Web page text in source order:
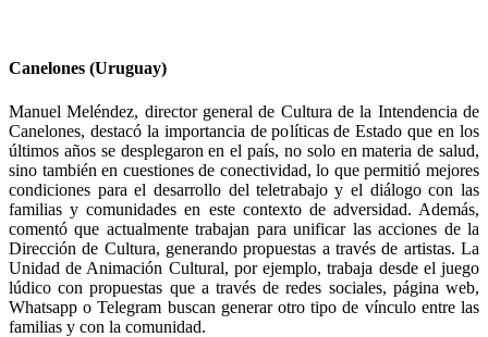
Canelones (Uruguay)
Manuel Meléndez, director general de Cultura de la Intendencia de
Canelones, destacó la importancia de políticas de Estado que en los
últimos años se desplegaron en el país, no solo en materia de salud,
sino también en cuestiones de conectividad, lo que permitió mejores
condiciones para el desarrollo del teletrabajo y el diálogo con las
familias y comunidades en este contexto de adversidad. Además,
comentó que actualmente trabajan para unificar las acciones de la
Dirección de Cultura, generando propuestas a través de artistas. La
Unidad de Animación Cultural, por ejemplo, trabaja desde el juego
lúdico con propuestas que a través de redes sociales, página web,
Whatsapp o Telegram buscan generar otro tipo de vínculo entre las
familias y con la comunidad.